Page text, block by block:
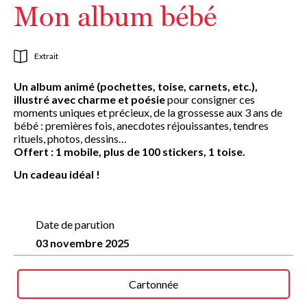
Mon album bébé
Extrait
Un album animé (pochettes, toise, carnets, etc.),
illustré avec charme et poésiepour consigner ces
moments uniques et précieux, de la grossesse aux 3 ans de
bébé : premières fois, anecdotes réjouissantes, tendres
rituels, photos, dessins…
Offert : 1 mobile, plus de 100 stickers, 1 toise.
Un cadeau idéal !
Date de parution
03 novembre 2025
Cartonnée